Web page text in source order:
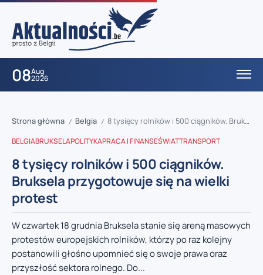
08Aug
2026
Strona główna / Belgia / 8 tysięcy rolników i 500 ciągników. Bruksela przygotowuje się na wielki protest
BELGIABRUKSELAPOLITYKAPRACA I FINANSEŚWIATTRANSPORT
8 tysięcy rolników i 500 ciągników.
Bruksela przygotowuje się na wielki
protest
W czwartek 18 grudnia Bruksela stanie się areną masowych
protestów europejskich rolników, którzy po raz kolejny
postanowili głośno upomnieć się o swoje prawa oraz
przyszłość sektora rolnego. Do...